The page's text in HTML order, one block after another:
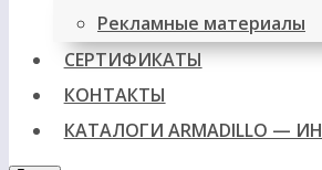
Рекламные материалы
СЕРТИФИКАТЫ
КОНТАКТЫ
КАТАЛОГИ ARMADILLO —